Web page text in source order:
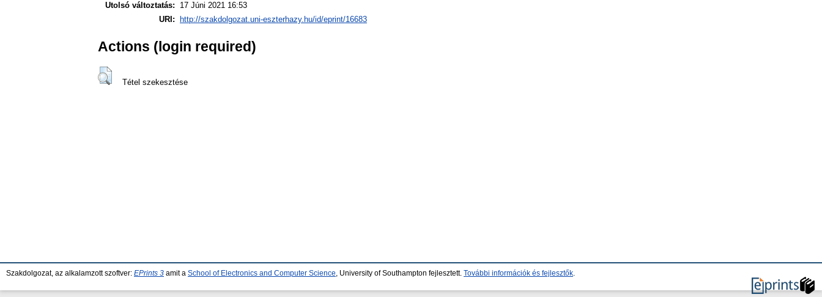
Utolsó változtatás:
17 Júni 2021 16:53
URI:
http://szakdolgozat.uni-eszterhazy.hu/id/eprint/16683
Actions (login required)
Tétel szekesztése
Szakdolgozat, az alkalamzott szoftver: EPrints 3 amit a School of Electronics and Computer Science , University of Southampton fejlesztett. További információk és fejlesztők